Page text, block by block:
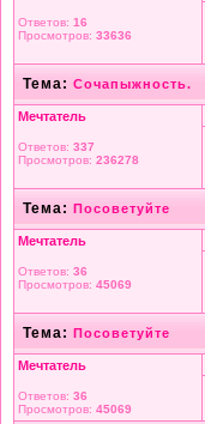
Ответов: 16
Просмотров: 33636
Тема: Сочапыжность.
Мечтатель
Ответов: 337
Просмотров: 236278
Тема: Посоветуйте
Мечтатель
Ответов: 36
Просмотров: 45069
Тема: Посоветуйте
Мечтатель
Ответов: 36
Просмотров: 45069